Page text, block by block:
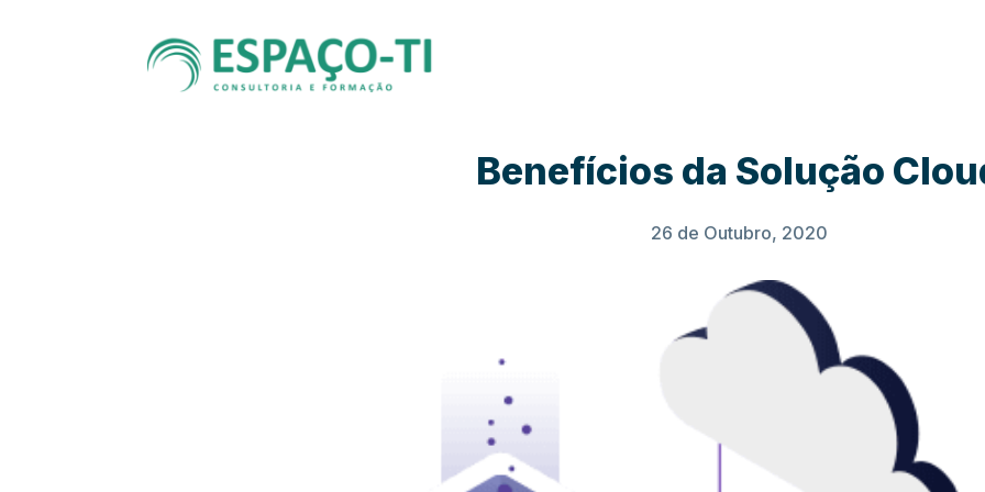
Benefícios da Solução
26 de Outubro, 2020